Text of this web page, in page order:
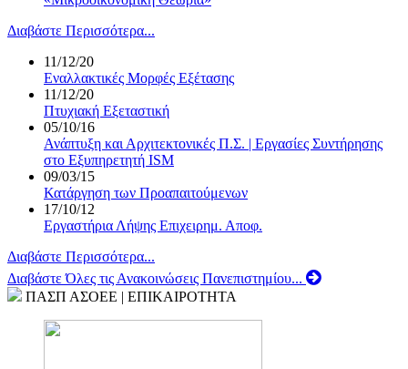
Διαβάστε Περισσότερα...
11/12/20
Εναλλακτικές Μορφές Εξέτασης
11/12/20
Πτυχιακή Εξεταστική
05/10/16
Ανάπτυξη και Αρχιτεκτονικές Π.Σ. | Εργασίες Συντήρησης
στο Εξυπηρετητή ISM
09/03/15
Κατάργηση των Προαπαιτούμενων
17/10/12
Εργαστήρια Λήψης Επιχειρημ. Αποφ.
Διαβάστε Περισσότερα...
Διαβάστε Όλες τις Ανακοινώσεις Πανεπιστημίου...
ΠΑΣΠ ΑΣΟΕΕ | ΕΠΙΚΑΙΡΟΤΗΤΑ